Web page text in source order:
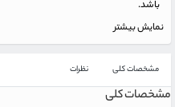
باشد.
نمایش بیشتر
مشخصات کلی نظرات
مشخصات کلی